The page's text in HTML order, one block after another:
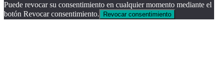
Puede revocar su consentimiento en cualquier momento mediante el
botón Revocar consentimiento.
Revocar consentimiento